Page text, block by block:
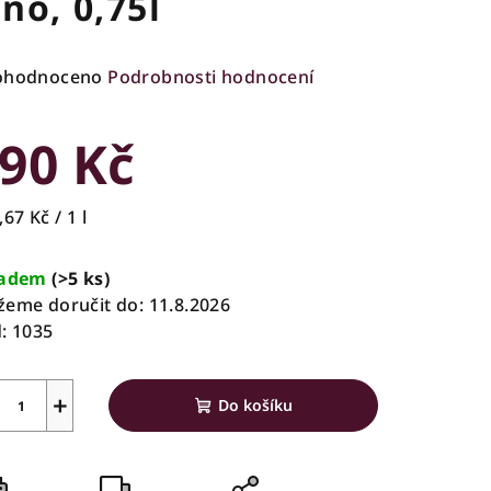
Podrobnosti hodnocení
Kč
Kč / 1 l
(>5 ks)
doručit do: 11.8.2026
1035
+ Do košíku